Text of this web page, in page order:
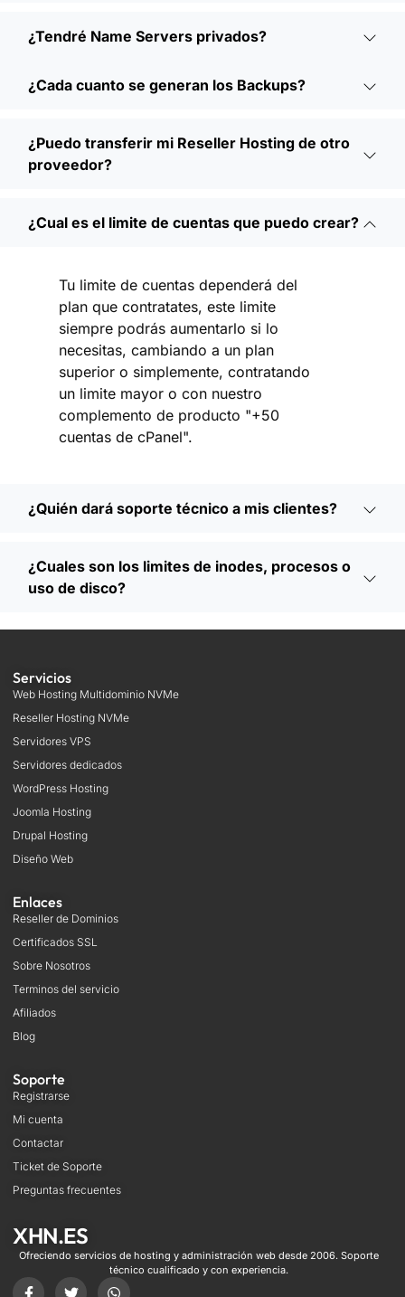
¿Tendré Name Servers privados?
¿Cada cuanto se generan los Backups?
¿Puedo transferir mi Reseller Hosting de otro
proveedor?
¿Cual es el limite de cuentas que puedo crear?
Tu limite de cuentas dependerá del
plan que contratates, este limite
siempre podrás aumentarlo si lo
necesitas, cambiando a un plan
superior o simplemente, contratando
un limite mayor o con nuestro
complemento de producto "+50
cuentas de cPanel".
¿Quién dará soporte técnico a mis clientes?
¿Cuales son los limites de inodes, procesos o
uso de disco?
Servicios
Web Hosting Multidominio NVMe
Reseller Hosting NVMe
Servidores VPS
Servidores dedicados
WordPress Hosting
Joomla Hosting
Drupal Hosting
Diseño Web
Enlaces
Reseller de Dominios
Certificados SSL
Sobre Nosotros
Terminos del servicio
Afiliados
Blog
Soporte
Registrarse
Mi cuenta
Contactar
Ticket de Soporte
Preguntas frecuentes
XHN.ES
Ofreciendo servicios de hosting y administración web desde 2006. Soporte
técnico cualificado y con experiencia.